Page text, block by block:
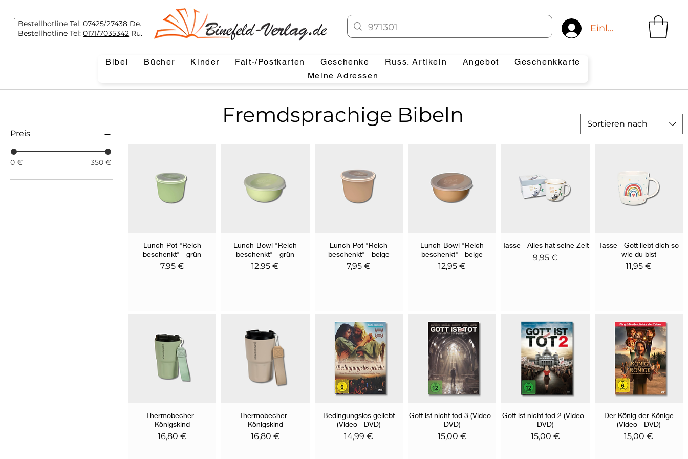
Bestellhotline Tel:07425/27438 De.
Bestellhotline Tel:0171/7035342 Ru. Einloggen
Bibel Bücher Kinder Falt-/Postkarten Geschenke Russ. Artikeln Angebot
Geschenkkarte
Meine Adressen
Preis
0 € 350 €
Sortieren nach
Schnellansicht
Lunch-Pot "Reich
beschenkt" - grün
Preis
7,95 €
Schnellansicht
Lunch-Bowl "Reich
beschenkt" - grün
Preis
12,95 €
Schnellansicht
Lunch-Pot "Reich
beschenkt" - beige
Preis
7,95 €
Schnellansicht
Lunch-Bowl "Reich
beschenkt" - beige
Preis
12,95 €
Schnellansicht
Tasse - Alles hat seine Zeit
Preis
9,95 €
Schnellansicht
Tasse - Gott liebt dich so
wie du bist
Preis
11,95 €
Schnellansicht
Thermobecher -
Königskind
Preis
16,80 €
Schnellansicht
Thermobecher -
Königskind
Preis
16,80 €
Schnellansicht
Bedingungslos geliebt
(Video - DVD)
Preis
14,99 €
Schnellansicht
Gott ist nicht tod 3 (Video -
DVD)
Preis
15,00 €
Schnellansicht
Gott ist nicht tod 2 (Video -
DVD)
Preis
15,00 €
Schnellansicht
Der König der Könige
(Video - DVD)
Preis
15,00 €
Fremdsprachige Bibeln